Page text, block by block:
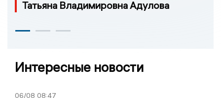
Татьяна Владимировна Адулова
Интересные новости
06/08 08:47